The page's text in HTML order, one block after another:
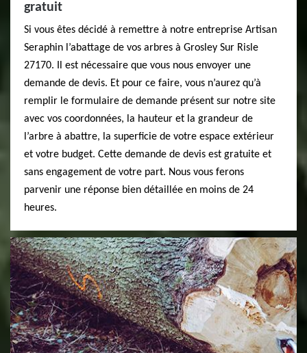
gratuit
Si vous êtes décidé à remettre à notre entreprise Artisan
Seraphin l’abattage de vos arbres à Grosley Sur Risle
27170. Il est nécessaire que vous nous envoyer une
demande de devis. Et pour ce faire, vous n’aurez qu’à
remplir le formulaire de demande présent sur notre site
avec vos coordonnées, la hauteur et la grandeur de
l’arbre à abattre, la superficie de votre espace extérieur
et votre budget. Cette demande de devis est gratuite et
sans engagement de votre part. Nous vous ferons
parvenir une réponse bien détaillée en moins de 24
heures.